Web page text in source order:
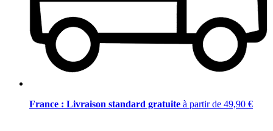
France : Livraison standard gratuite à partir de 49,90 €